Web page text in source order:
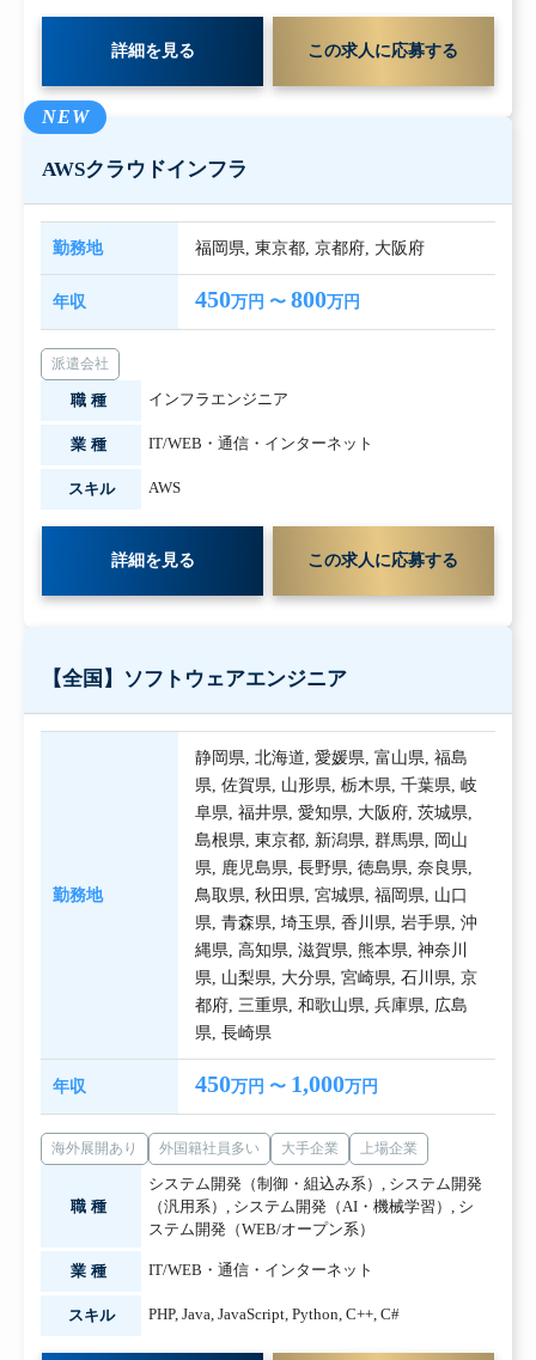
詳細を見る この求人に応募する
NEW
AWSクラウドインフラ
勤務地 福岡県,東京都,京都府, 大阪府
年収 450万円 〜800万円
派遣会社
職種 インフラエンジニア
業種 IT/WEB・通信・インターネット
スキル AWS
詳細を見る この求人に応募する
【全国】ソフトウェアエンジニア
勤務地
静岡県,北海道,愛媛県,富山県,福島
県,佐賀県, 山形県,栃木県,千葉県,岐
阜県,福井県,愛知県, 大阪府,茨城県,
島根県,東京都, 新潟県,群馬県, 岡山
県, 鹿児島県,長野県,徳島県,奈良県,
鳥取県,秋田県,宮城県,福岡県, 山口
県,青森県,埼玉県,香川県,岩手県,沖
縄県,高知県,滋賀県,熊本県,神奈川
県, 山梨県, 大分県,宮崎県,石川県,京
都府,三重県,和歌山県,兵庫県, 広島
県,長崎県
年収 450万円 〜 1,000万円
海外展開あり 外国籍社員多い 大手企業 上場企業
職種
システム開発（制御・組込み系） , システム開発
（汎用系） , システム開発（AI・機械学習） , シ
ステム開発（WEB/オープン系）
業種 IT/WEB・通信・インターネット
スキル PHP, Java, JavaScript, Python, C++, C#